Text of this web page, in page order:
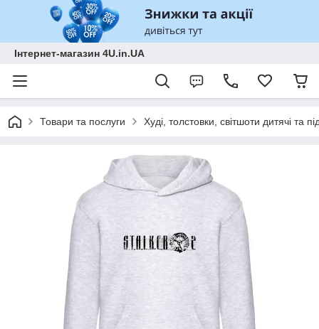
Інтернет-магазин 4U.in.UA
Товари та послуги Худі, толстовки, світшоти дитячі та